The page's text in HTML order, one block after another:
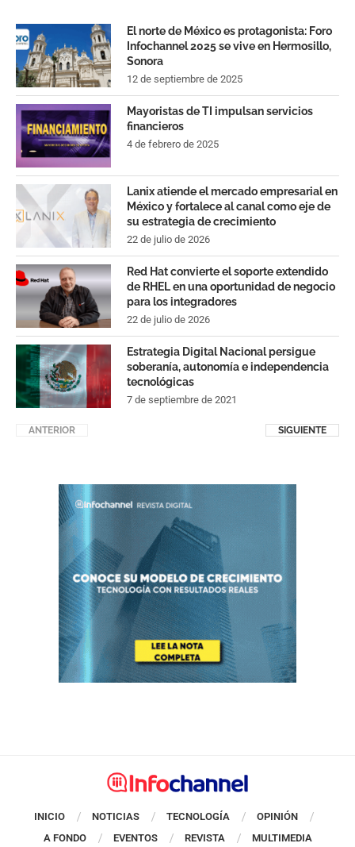
El norte de México es protagonista: Foro
Infochannel 2025 se vive en Hermosillo,
Sonora
12 de septiembre de 2025
Mayoristas de TI impulsan servicios
financieros
4 de febrero de 2025
Lanix atiende el mercado empresarial en
México y fortalece al canal como eje de
su estrategia de crecimiento
22 de julio de 2026
Red Hat convierte el soporte extendido
de RHEL en una oportunidad de negocio
para los integradores
22 de julio de 2026
Estrategia Digital Nacional persigue
soberanía, autonomía e independencia
tecnológicas
7 de septiembre de 2021
ANTERIOR SIGUIENTE
INICIO NOTICIAS TECNOLOGÍA
OPINIÓN
A FONDO
EVENTOS REVISTA MULTIMEDIA